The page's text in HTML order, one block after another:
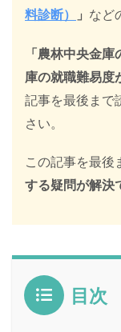
料診断）
」 など
「農林中央金庫
庫の就職難易度
記事を最後まで
さい。
この記事を最後
する疑問が解決
目次